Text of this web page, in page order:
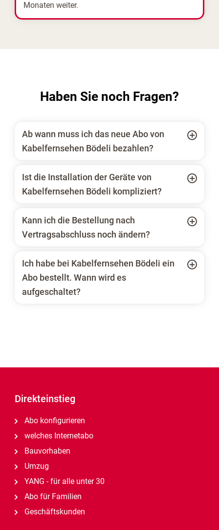
Monaten weiter.
Haben Sie noch Fragen?
Ab wann muss ich das neue Abo von
Kabelfernsehen Bödeli bezahlen?
Ist die Installation der Geräte von
Kabelfernsehen Bödeli kompliziert?
Kann ich die Bestellung nach
Vertragsabschluss noch ändern?
Ich habe bei Kabelfernsehen Bödeli ein
Abo bestellt. Wann wird es
aufgeschaltet?
Direkteinstieg
Abo konfigurieren
welches Internetabo
Bauvorhaben
Umzug
YANG - für alle unter 30
Abo für Familien
Geschäftskunden